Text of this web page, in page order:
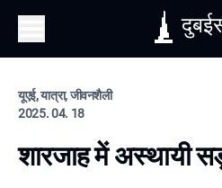
यूएई, यात्रा, जीवनशैली
2025. 04. 18
शारजाह में अस्थायी